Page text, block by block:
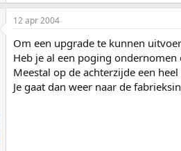
12 apr 2004
Om een upgrade te kunnen
Heb je al een poging
Meestal op de achterzijde een
Je gaat dan weer naar de